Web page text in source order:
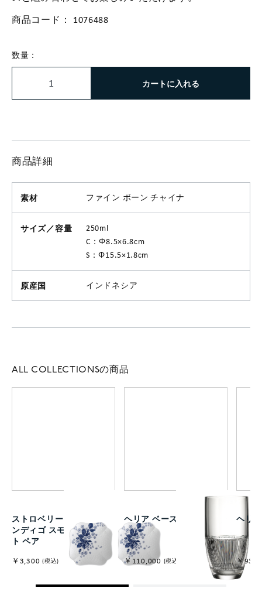
商品コード： 1076488
数量：
カートに入れる
商品詳細
素材 ファイン ボーン チャイナ
サイズ／容量
250ml
C：Φ8.5×6.8cm
S：Φ15.5×1.8cm
原産国 インドネシア
ALL COLLECTIONSの商品
ストロベリー ブルーム イ
ンディゴ スモールプレー
ト ペア
￥3,300 (税込)
ヘリア ベース30cm
￥110,000 (税込)
ヘリ
￥